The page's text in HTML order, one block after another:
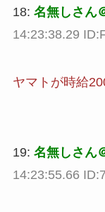
18: 名無しさん
14:23:38.29
ヤマトが時給
19: 名無しさん
14:23:55.66